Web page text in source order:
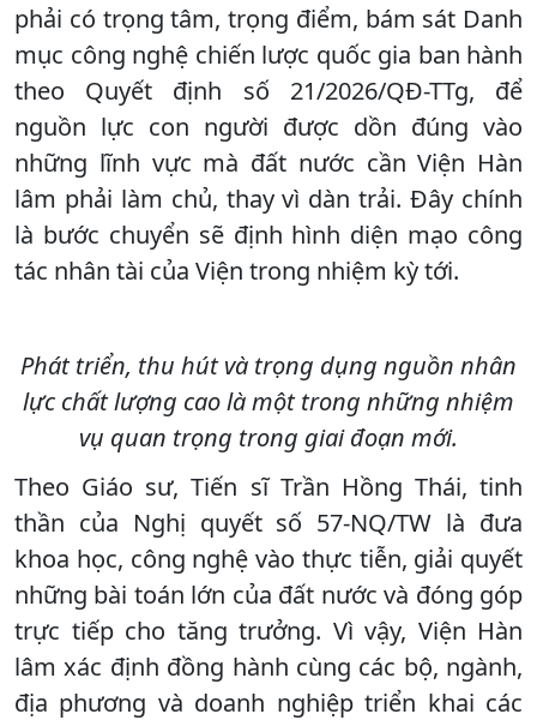
phải có trọng tâm, trọng điểm, bám sát Danh
mục công nghệ chiến lược quốc gia ban hành
theo Quyết định số 21/2026/QĐ-TTg, để
nguồn lực con người được dồn đúng vào
những lĩnh vực mà đất nước cần Viện Hàn
lâm phải làm chủ, thay vì dàn trải. Đây chính
là bước chuyển sẽ định hình diện mạo công
tác nhân tài của Viện trong nhiệm kỳ tới.
Phát triển, thu hút và trọng dụng nguồn nhân
lực chất lượng cao là một trong những nhiệm
vụ quan trọng trong giai đoạn mới.
Theo Giáo sư, Tiến sĩ Trần Hồng Thái, tinh
thần của Nghị quyết số 57-NQ/TW là đưa
khoa học, công nghệ vào thực tiễn, giải quyết
những bài toán lớn của đất nước và đóng góp
trực tiếp cho tăng trưởng. Vì vậy, Viện Hàn
lâm xác định đồng hành cùng các bộ, ngành,
địa phương và doanh nghiệp triển khai các